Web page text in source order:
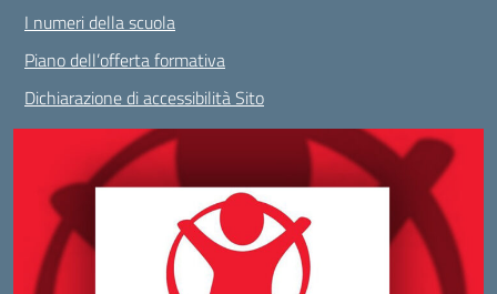
I numeri della scuola
Piano dell’offerta formativa
Dichiarazione di accessibilità Sito